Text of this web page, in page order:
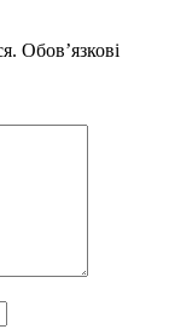
Обов’язкові